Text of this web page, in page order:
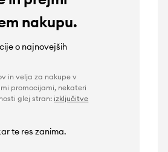
nakupu.
o najnovejših
in velja za nakupe v
promocijami, nekateri
glej stran: izključitve
te res zanima.